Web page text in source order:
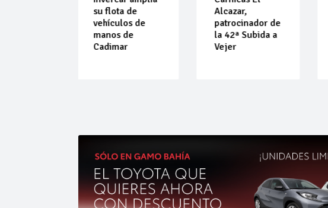
su flota de
vehículos de
manos de
Cadimar
Alcazar,
patrocinador de
la 42ª Subida a
Vejer